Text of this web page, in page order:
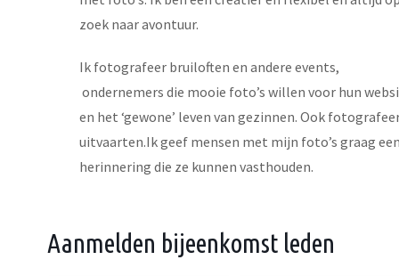
zoek naar avontuur.
Ik fotografeer bruiloften en andere events,
ondernemers die mooie foto’s willen voor hun
en het ‘gewone’ leven van gezinnen. Ook
uitvaarten.Ik geef mensen met mijn foto’s graag een
herinnering die ze kunnen vasthouden.
Aanmelden bijeenkomst leden